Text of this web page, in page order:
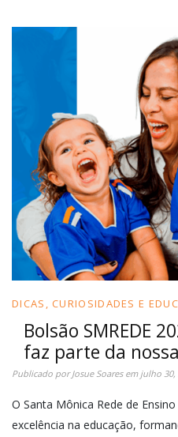
DICAS, CURIOSIDADES E
Bolsão SMREDE
faz parte da
Publicado porJosue Soaresem julho 30,
O Santa Mônica Rede de
excelência na educação,